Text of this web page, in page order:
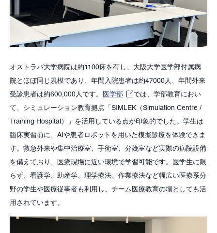
オストラバ大学病院は約1100床を有し、大阪大学医学部付属病
院とほぼ同じ規模であり、年間入院患者は約47000人、年間外来
受診患者は約600,000人です。
医学部
では、学部教育におい
て、シミュレーション教育拠点「SIMLEK（Simulation Centre /
Training Hospital）」を活用している点が印象的でした。学生は
臨床実習前に、AIや患者ロボットを用いた模擬診療を体験できま
す。救急外来や集中治療室、手術室、分娩室など実際の病院設備
を備えており、医療現場に近い環境で学習可能です。医学生に限
らず、看護学、助産学、理学療法、作業療法など幅広い医療系分
野の学生や医療従事者も利用し、チーム医療教育の場としても活
用されています。